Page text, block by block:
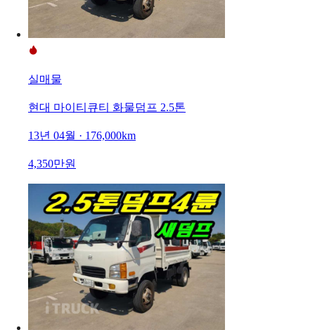
실매물
현대 마이티큐티 화물덤프 2.5톤
13년 04월 · 176,000km
4,350만원